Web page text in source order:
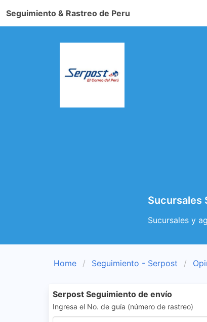
Seguimiento & Rastreo de Peru
Sucursales
Sucursales y
Home Seguimiento - Serpost
Serpost Seguimiento de envío
Ingresa el No. de guía (número de rastreo)